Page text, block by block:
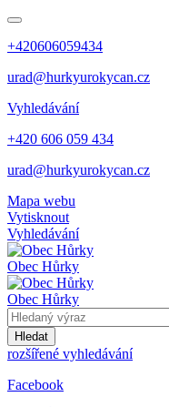
+420606059434
urad@hurkyurokycan.cz
Vyhledávání
+420 606 059 434
urad@hurkyurokycan.cz
Mapa webu
Vytisknout
Vyhledávání
Obec Hůrky
Obec Hůrky
Hledat
rozšířené vyhledávání
Facebook